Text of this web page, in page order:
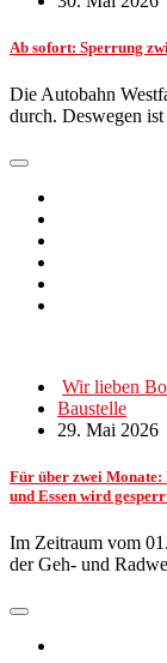
Ab sofort: Sperrung
Die Autobahn
durch. Deswegen
Wir lieben
Baustelle
29. Mai 2026
Für über zwei Monate:
und Essen wird
Im Zeitraum vom
der Geh- und